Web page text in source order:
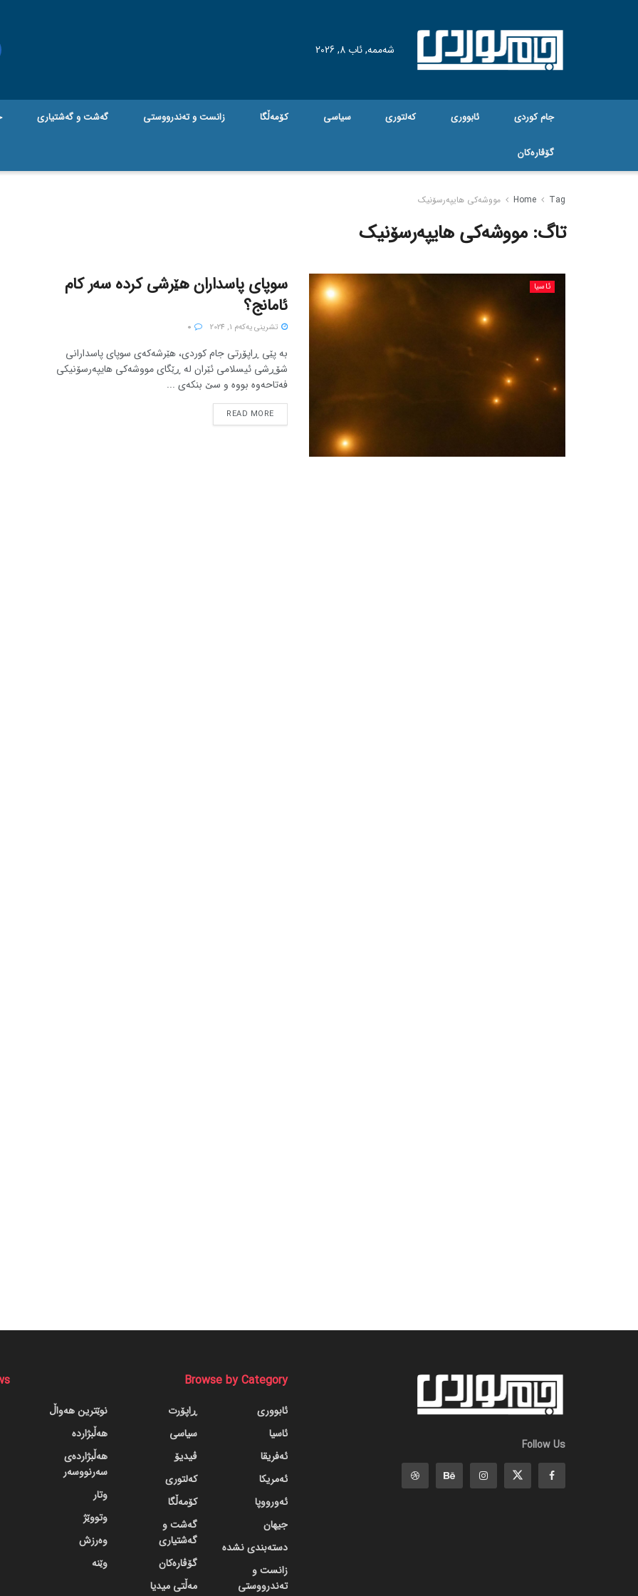
شەممە, ئاب 8, 2026
جام کوردی ئابووری کەلتوری سیاسی کۆمەڵگا زانست و تەندرووستی گه‌شت و گه‌شتیاری
گۆڤاره‌کان
Home Tag مووشەکی هایپەرسۆنیک
تاگ:مووشەکی هایپەرسۆنیک
ئاسیا
سوپای پاسداران هێرشی کردە سەر کام
ئامانج؟
تشرینی یه‌كه‌م 1, 2024
بە پێی ڕاپۆرتی جام کوردی، هێرشەکەی سوپای پاسدارانی
شۆڕشی ئیسلامی ئێران لە ڕێگای مووشەکی هایپەرسۆنیکی
فەتاحەوە بووە و سێ بنکەی ...
READ MORE
Follow Us
Browse by Category
ئابووری
ئاسیا
ئەفریقا
ئەمریکا
ئەورووپا
جیهان
دسته‌بندی نشده
زانست و
تەندرووستی
ڕاپۆرت
سیاسی
ڤیدیۆ
کەلتوری
کۆمەڵگا
گه‌شت و
گه‌شتیاری
گۆڤاره‌کان
مەڵتی میدیا
نوێترین هەواڵ
هەڵبژاردە
هەڵبژاردەی
سەرنووسەر
وتار
وتووێژ
وەرزش
وێنە